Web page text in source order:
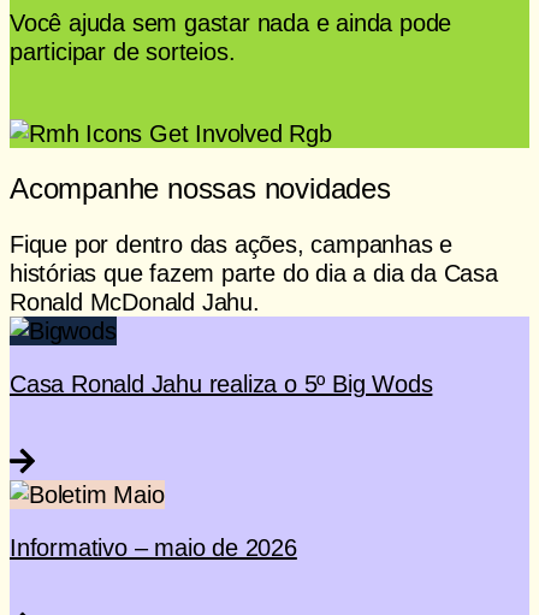
Você ajuda sem gastar nada e ainda pode
participar de sorteios.
Acompanhe nossas novidades
Fique por dentro das ações, campanhas e
histórias que fazem parte do dia a dia da Casa
Ronald McDonald Jahu.
Casa Ronald Jahu realiza o 5º Big Wods
Informativo – maio de 2026